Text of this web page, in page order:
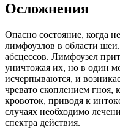
Осложнения
Опасно состояние, когда
лимфоузлов в области
абсцессов. Лимфоузел
уничтожая их, но в один
исчерпываются, и
чревато скоплением гноя,
кровоток, приводя к
случаях необходимо
спектра действия.